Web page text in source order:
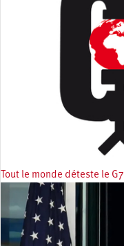
Tout le monde déteste le G7